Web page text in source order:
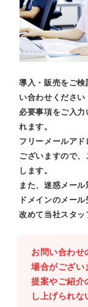
導入・販売をご
い合わせください
必要事項をご入
れます。
フリーメールア
ございますので
します。
また、迷惑メール
ドメインのメー
改めて当社スタッ
お問い合わせ
場合がござい
提案やご紹介
し上げられな